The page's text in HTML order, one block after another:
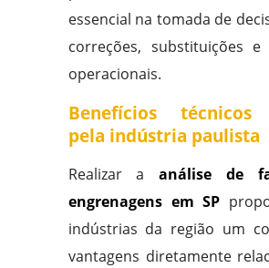
essencial na tomada de
correções, substituições e
operacionais.
Benefícios técnicos
pela indústria paulista
Realizar aanálise de
engrenagens em SP
indústrias da região um
vantagens diretamente